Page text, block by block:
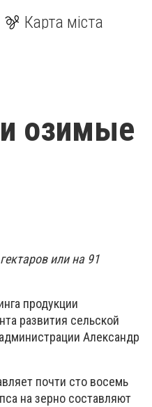
Карта міста
озимые
или на 91
продукции
развития сельской
Александр
почти сто восемь
на зерно составляют